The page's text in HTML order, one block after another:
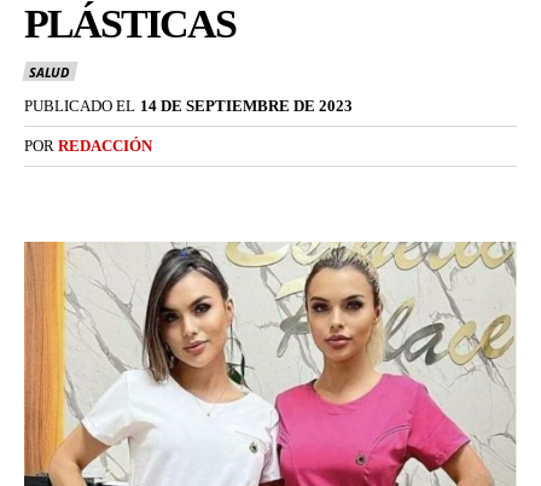
PLÁSTICAS
SALUD
PUBLICADO EL 14 DE SEPTIEMBRE DE 2023
POR REDACCIÓN